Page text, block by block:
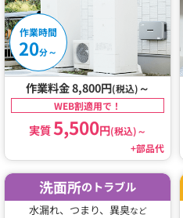
作業時間
20分～
作業料金 8,800円(税込) ～
WEB割適用で！
実質5,500円(税込)～
+部品代
洗面所のトラブル
水漏れ、つまり、異臭など